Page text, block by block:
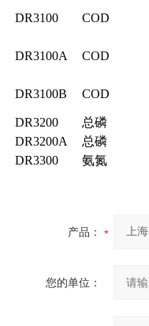
DR3100 COD
DR3100A COD
DR3100B COD
DR3200 总磷
DR3200A
总磷
DR3300
氨氮
产品：
您的单位：